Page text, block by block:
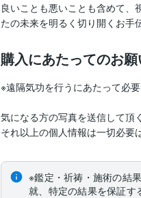
良いことも悪いことも含めて、
たの未来を明るく切り開くお手
購入にあたってのお
※遠隔気功を行うにあたって必
気になる方の写真を送信して頂
それ以上の個人情報は一切必要
※鑑定・祈祷・施術の結
就、特定の結果を保証す